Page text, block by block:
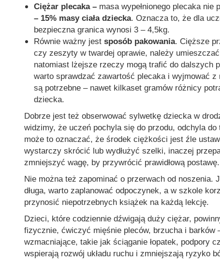
Ciężar plecaka – masa wypełnionego plecaka nie
– 15% masy ciała dziecka. Oznacza to, że dla
bezpieczna granica wynosi 3 – 4,5kg.
Równie ważny jest sposób pakowania. Cięższe
czy zeszyty w twardej oprawie, należy
natomiast lżejsze rzeczy mogą trafić do dalszych
warto sprawdzać zawartość plecaka i wyjmować z
są potrzebne – nawet kilkaset gramów różnicy
dziecka.
Dobrze jest też obserwować sylwetkę dziecka w
widzimy, że uczeń pochyla się do przodu, odchyla do
może to oznaczać, że środek ciężkości jest źle
wystarczy skrócić lub wydłużyć szelki, inaczej
zmniejszyć wagę, by przywrócić prawidłową postawę.
Nie można też zapominać o przerwach od noszenia.
długa, warto zaplanować odpoczynek, a w szkole
przynosić niepotrzebnych książek na każdą lekcję.
Dzieci, które codziennie dźwigają duży ciężar,
fizycznie, ćwiczyć mięśnie pleców, brzucha i barków
wzmacniające, takie jak ściąganie łopatek, podpory
wspierają rozwój układu ruchu i zmniejszają ryzyko